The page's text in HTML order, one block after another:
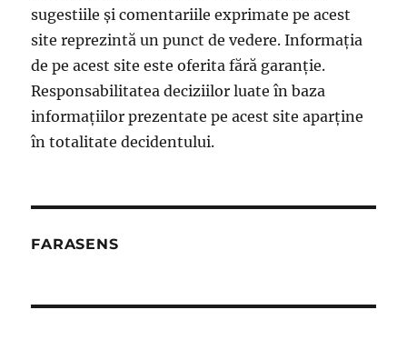
sugestiile și comentariile exprimate pe acest
site reprezintă un punct de vedere. Informația
de pe acest site este oferita fără garanție.
Responsabilitatea deciziilor luate în baza
informațiilor prezentate pe acest site aparține
în totalitate decidentului.
FARASENS